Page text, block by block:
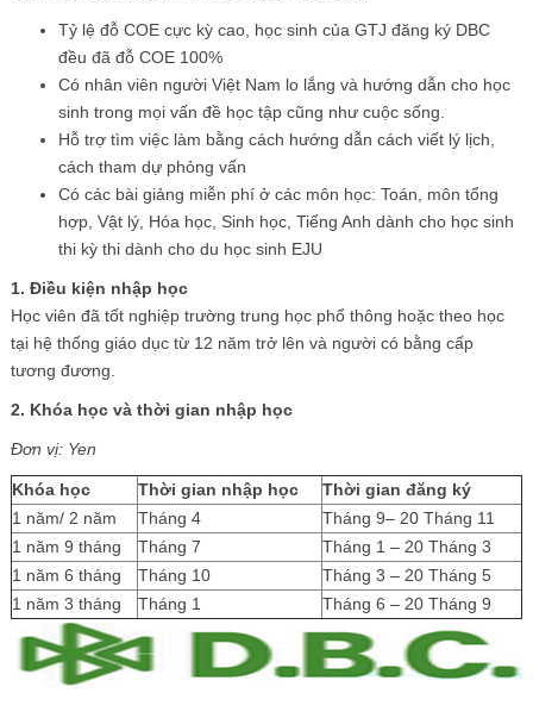
Tỷ lệ đỗ COE cực kỳ cao, học sinh của GTJ đăng ký DBC
đều đã đỗ COE 100%
Có nhân viên người Việt Nam lo lắng và hướng dẫn cho học
sinh trong mọi vấn đề học tập cũng như cuộc sống.
Hỗ trợ tìm việc làm bằng cách hướng dẫn cách viết lý lịch,
cách tham dự phỏng vấn
Có các bài giảng miễn phí ở các môn học: Toán, môn tổng
hợp, Vật lý, Hóa học, Sinh học, Tiếng Anh dành cho học sinh
thi kỳ thi dành cho du học sinh EJU
1. Điều kiện nhập học
Học viên đã tốt nghiệp trường trung học phổ thông hoặc theo học
tại hệ thống giáo dục từ 12 năm trở lên và người có bằng cấp
tương đương.
2. Khóa học và thời gian nhập học
Đơn vị: Yen
Khóa học Thời gian nhập học
Thời gian đăng ký
1 năm/ 2 năm
Tháng 4
Tháng 9– 20 Tháng 11
1 năm 9 tháng
Tháng 7
Tháng 1 – 20 Tháng 3
1 năm 6 tháng
Tháng 10
Tháng 3 – 20 Tháng 5
1 năm 3 tháng
Tháng 1 Tháng 6 – 20 Tháng 9